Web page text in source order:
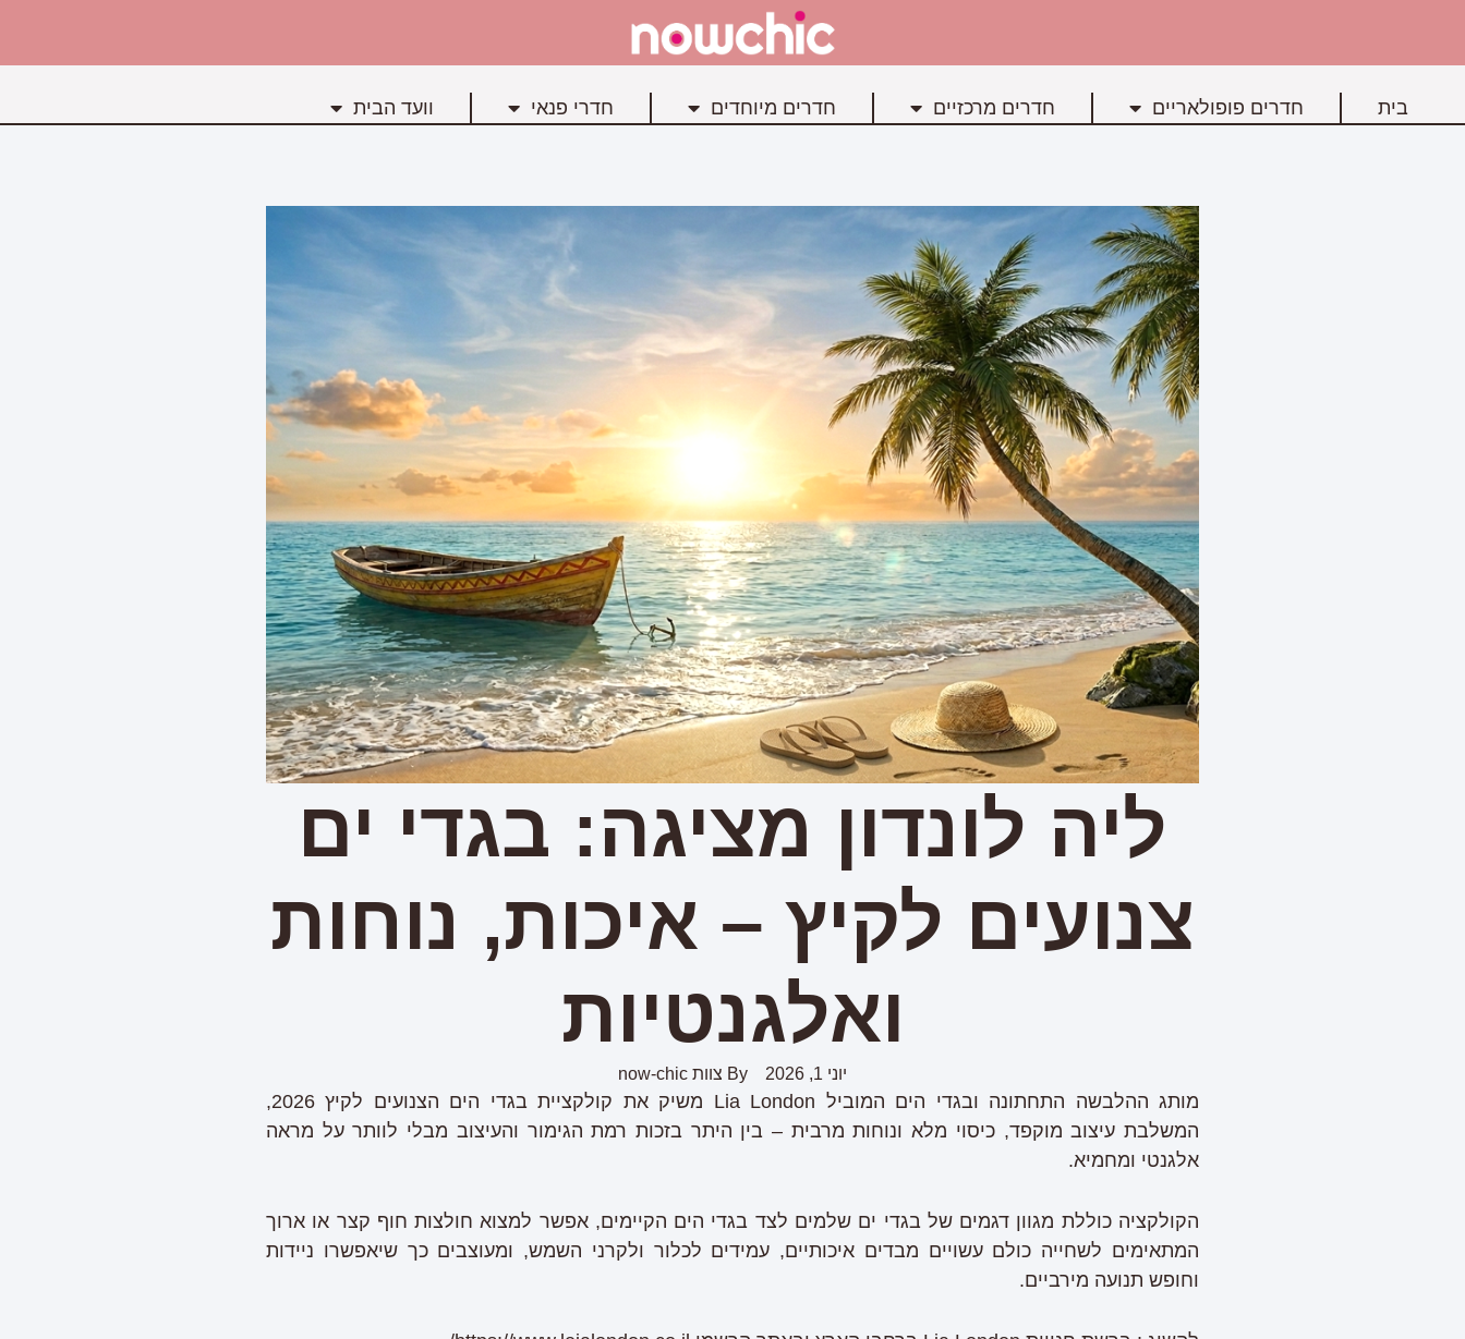
בית חדרים פופולאריים חדרים מרכזיים חדרים מיוחדים חדרי פנאי וועד הבית
ליה לונדון מציגה: בגדי ים
צנועים לקיץ – איכות, נוחות
ואלגנטיות
יוני 1, 2026 By צוות now-chic
מותג ההלבשה התחתונה ובגדי הים המוביל Lia London משיק את קולקציית בגדי הים הצנועים לקיץ 2026,
המשלבת עיצוב מוקפד, כיסוי מלא ונוחות מרבית – בין היתר בזכות רמת הגימור והעיצוב מבלי לוותר על מראה
אלגנטי ומחמיא.
הקולקציה כוללת מגוון דגמים של בגדי ים שלמים לצד בגדי הים הקיימים, אפשר למצוא חולצות חוף קצר או ארוך
המתאימים לשחייה כולם עשויים מבדים איכותיים, עמידים לכלור ולקרני השמש, ומעוצבים כך שיאפשרו ניידות
וחופש תנועה מירביים.